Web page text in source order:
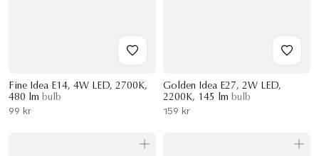
Fine Idea E14, 4W LED, 2700K,
480 lm bulb
99 kr
Golden Idea E27, 2W LED,
2200K, 145 lm bulb
159 kr